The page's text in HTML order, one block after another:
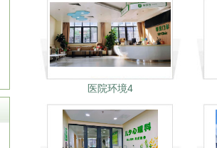
医院环境4